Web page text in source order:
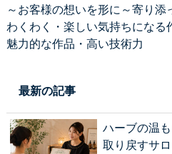
～お客様の想いを形に～寄り添
わくわく・楽しい気持ちになる
魅力的な作品・高い技術力
最新の記事
ハーブの温
取り戻すサ